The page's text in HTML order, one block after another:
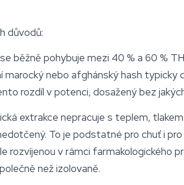
důvodů:
běžně pohybuje mezi 40 % a 60 %
nebo afghánský hash typicky
rozdíl v potenci, dosažený bez
extrakce nepracuje s teplem,
To je podstatné pro chuť i pro
rozvíjenou v rámci farmakologického
než izolovaně.